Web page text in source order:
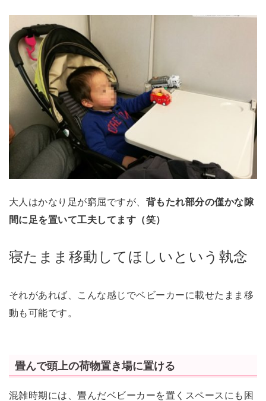
大人はかなり足が窮屈ですが、 背もたれ部分の僅かな隙
間に足を置いて工夫してます（笑）
寝たまま移動してほしいという執念
それがあれば、こんな感じでベビーカーに載せたまま移
動も可能です。
畳んで頭上の荷物置き場に置ける
混雑時期には、畳んだベビーカーを置くスペースにも困